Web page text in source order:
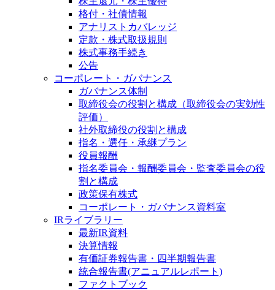
格付・社債情報
アナリストカバレッジ
定款・株式取扱規則
株式事務手続き
公告
コーポレート・ガバナンス
ガバナンス体制
取締役会の役割と構成（取締役会の実効性
評価）
社外取締役の役割と構成
指名・選任・承継プラン
役員報酬
指名委員会・報酬委員会・監査委員会の役
割と構成
政策保有株式
コーポレート・ガバナンス資料室
IRライブラリー
最新IR資料
決算情報
有価証券報告書・四半期報告書
統合報告書(アニュアルレポート)
ファクトブック